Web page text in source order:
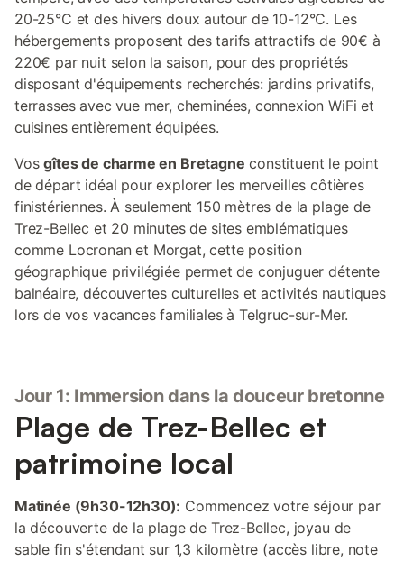
20-25°C et des hivers doux autour de 10-12°C. Les
hébergements proposent des tarifs attractifs de 90€ à
220€ par nuit selon la saison, pour des propriétés
disposant d'équipements recherchés: jardins privatifs,
terrasses avec vue mer, cheminées, connexion WiFi et
cuisines entièrement équipées.
Vosgîtes de charme en Bretagne constituent le point
de départ idéal pour explorer les merveilles côtières
finistériennes. À seulement 150 mètres de la plage de
Trez-Bellec et 20 minutes de sites emblématiques
comme Locronan et Morgat, cette position
géographique privilégiée permet de conjuguer détente
balnéaire, découvertes culturelles et activités nautiques
lors de vos vacances familiales à Telgruc-sur-Mer.
Jour 1: Immersion dans la douceur bretonne
Plage de Trez-Bellec et
patrimoine local
Matinée (9h30-12h30): Commencez votre séjour par
la découverte de la plage de Trez-Bellec, joyau de
sable fin s'étendant sur 1,3 kilomètre (accès libre, note